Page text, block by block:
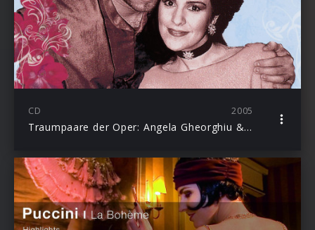
CD 2005
Traumpaare der Oper: Angela Gheorghiu & Roberto Alagna